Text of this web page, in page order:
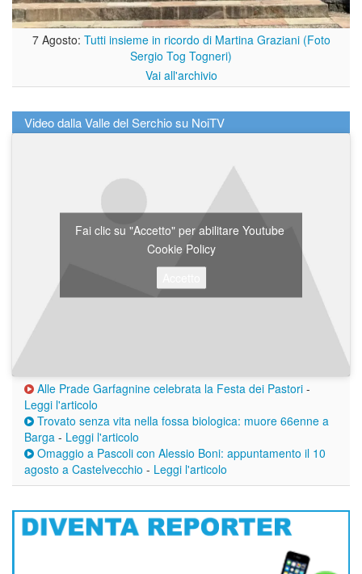
7 Agosto: Tutti insieme in ricordo di Martina Graziani (Foto
Sergio Tog Togneri)
Vai all'archivio
Video dalla Valle del Serchio su NoiTV
Fai clic su "Accetto" per abilitare Youtube
Cookie Policy
Alle Prade Garfagnine celebrata la Festa dei Pastori -
Leggi l'articolo
Trovato senza vita nella fossa biologica: muore 66enne a
Barga - Leggi l'articolo
Omaggio a Pascoli con Alessio Boni: appuntamento il 10
agosto a Castelvecchio - Leggi l'articolo